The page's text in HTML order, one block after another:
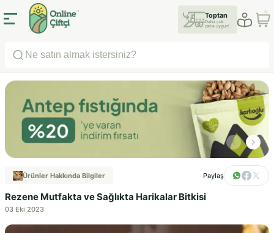
Toptan
Daha çok
daha uygun!
Ürünler Hakkında Bilgiler Paylaş
Rezene Mutfakta ve Sağlıkta Harikalar Bitkisi
03 Eki 2023